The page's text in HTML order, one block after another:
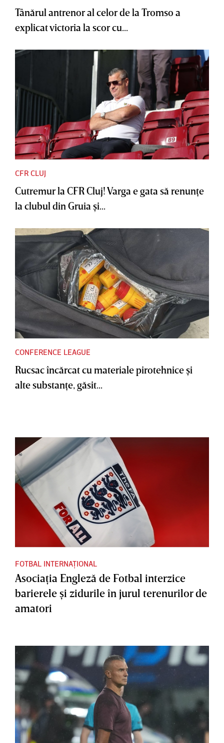
Tânărul antrenor al celor de la Tromso a
explicat victoria la scor cu...
CFR CLUJ
Cutremur la CFR Cluj! Varga e gata să renunţe
la clubul din Gruia şi...
CONFERENCE LEAGUE
Rucsac încărcat cu materiale pirotehnice şi
alte substanţe, găsit...
FOTBAL INTERNAȚIONAL
Asociaţia Engleză de Fotbal interzice
barierele şi zidurile în jurul terenurilor de
amatori